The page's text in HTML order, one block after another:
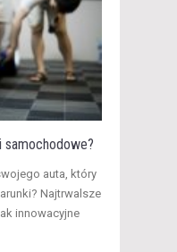
auta, który
Najtrwalsze
innowacyjne